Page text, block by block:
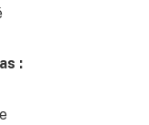
: